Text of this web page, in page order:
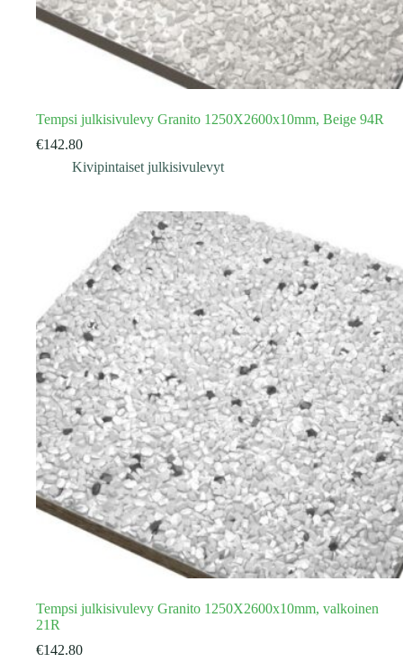
Tempsi julkisivulevy Granito 1250X2600x10mm, Beige 94R
€142.80
Kivipintaiset julkisivulevyt
Tempsi julkisivulevy Granito 1250X2600x10mm, valkoinen
21R
€142.80